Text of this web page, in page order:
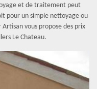
et de traitement peut
pour un simple nettoyage ou
vous propose des prix
Le Chateau.